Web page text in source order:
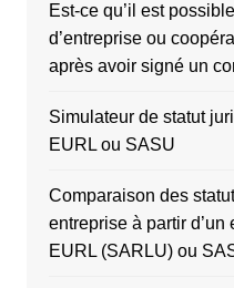
Est-ce qu’il est
d’entreprise ou
après avoir signé un
Simulateur de statut
EURL ou SASU
Comparaison des
entreprise à partir
EURL (SARLU) ou